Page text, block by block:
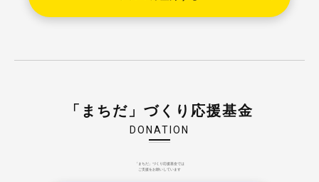
「まちだ」づくり応援基金
DONATION
「まちだ」づくり応援基金では
ご支援をお願いしています